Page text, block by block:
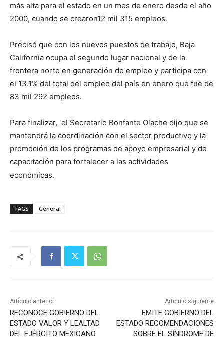
más alta para el estado en un mes de enero desde el año
2000, cuando se crearon12 mil 315 empleos.
Precisó que con los nuevos puestos de trabajo, Baja
California ocupa el segundo lugar nacional y de la
frontera norte en generación de empleo y participa con
el 13.1% del total del empleo del país en enero que fue de
83 mil 292 empleos.
Para finalizar, el Secretario Bonfante Olache dijo que se
mantendrá la coordinación con el sector productivo y la
promoción de los programas de apoyo empresarial y de
capacitación para fortalecer a las actividades
económicas.
TAGS General
Artículo anterior
RECONOCE GOBIERNO DEL
ESTADO VALOR Y LEALTAD
DEL EJÉRCITO MEXICANO
Artículo siguiente
EMITE GOBIERNO DEL
ESTADO RECOMENDACIONES
SOBRE EL SÍNDROME DE